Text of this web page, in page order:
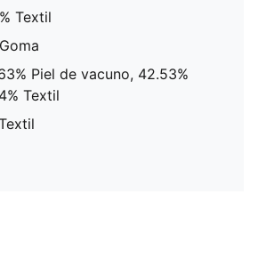
Textil
Piel de vacuno, 42.53%
Textil